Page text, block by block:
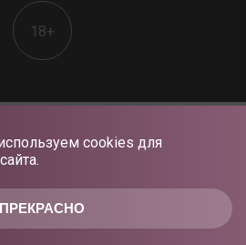
ПРЕКРАСНО
cookies для
18+